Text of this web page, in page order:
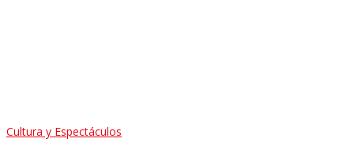
Cultura y Espectáculos